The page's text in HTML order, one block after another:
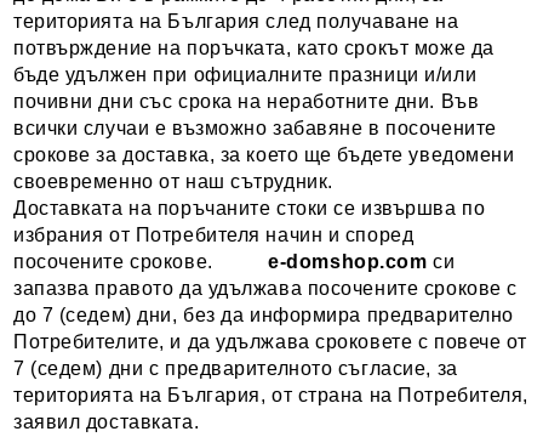
територията на България след получаване на
потвърждение на поръчката, като срокът може да
бъде удължен при официалните празници и/или
почивни дни със срока на неработните дни. Във
всички случаи е възможно забавяне в посочените
срокове за доставка, за което ще бъдете уведомени
своевременно от наш сътрудник.
Доставката на поръчаните стоки се извършва по
избрания от Потребителя начин и според
посочените срокове.e-domshop.com си
запазва правото да удължава посочените срокове с
до 7 (седем) дни, без да информира предварително
Потребителите, и да удължава сроковете с повече от
7 (седем) дни с предварителното съгласие, за
територията на България, от страна на Потребителя,
заявил доставката.